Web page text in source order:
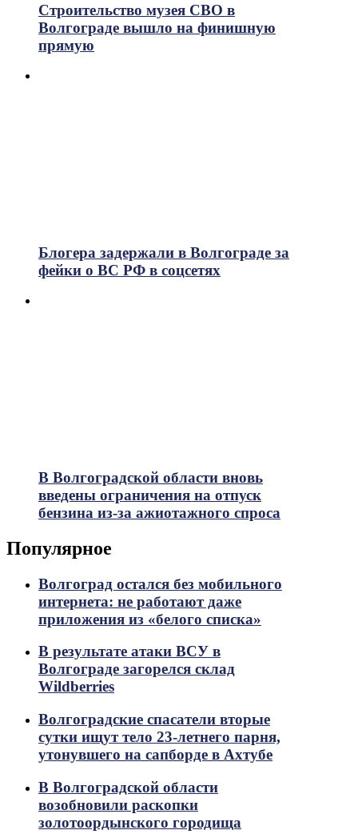
Строительство музея СВО в
Волгограде вышло на финишную
прямую
Блогера задержали в Волгограде за
фейки о ВС РФ в соцсетях
В Волгоградской области вновь
введены ограничения на отпуск
бензина из-за ажиотажного спроса
Популярное
Волгоград остался без мобильного
интернета: не работают даже
приложения из «белого списка»
В результате атаки ВСУ в
Волгограде загорелся склад
Wildberries
Волгоградские спасатели вторые
сутки ищут тело 23-летнего парня,
утонувшего на сапборде в Ахтубе
В Волгоградской области
возобновили раскопки
золотоордынского городища